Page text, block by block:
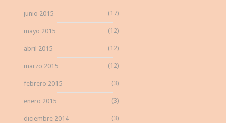
junio 2015 (17)
mayo 2015 (12)
abril 2015 (12)
marzo 2015 (12)
febrero 2015 (3)
enero 2015 (3)
diciembre 2014 (3)